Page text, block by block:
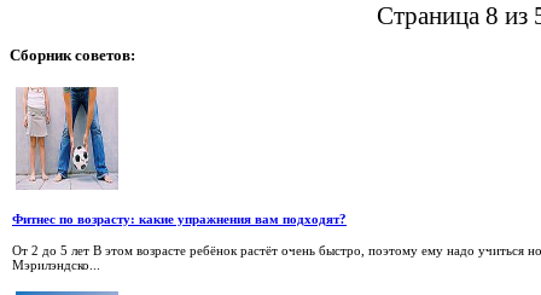
Страница 8 из
Сборниксоветов:
Фитнес по возрасту: какие упражнения вам подходят?
От 2 до 5 лет В этом возрасте ребёнок растёт очень быстро, поэтому ему надо учиться
Мэрилэндско...